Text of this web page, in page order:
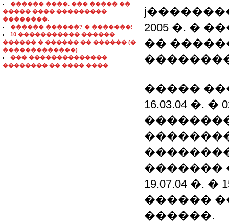
������ ����. ��� ����� ��
����� ���� ���������
��������.
������ ������? � �������!
10 ����������� ������
������ � ������ �� ������ (�
�������������)
��� ��������������
�������� �� ���� ����
2005 �. �
��
�����
16.03.04 �.
�������
19.07.04 �.
������
������.